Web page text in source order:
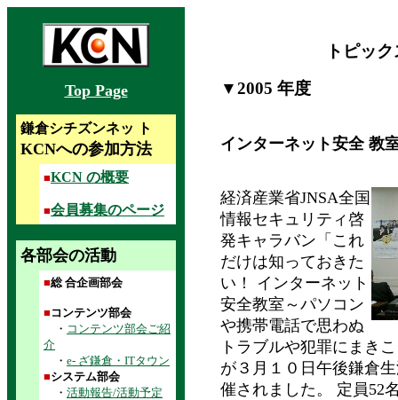
Top Page
鎌倉シチズンネッ ト
KCNへの参加方法
■KCN の概要
■会員募集のページ
各部会の活動
■総 合企画部会
■ コンテンツ部会
・ コンテンツ部会ご紹
介
・ e- ざ鎌倉・ITタウン
■システム部会
・ 活動報告/活動予定
トピッ
▼2005 年度
インターネット安全 教
経済産業省JNSA全国
情報セキュリティ啓
発キャラバン「これ
だけは知っておきた
い！ インターネット
安全教室～パソコン
や携帯電話で思わぬ
トラブルや犯罪にまき
が３月１０日午後鎌倉
催されました。 定員52